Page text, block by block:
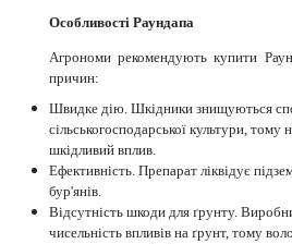
Особливості Раундапа
Агрономи рекомендують купити
причин:
Швидке дію. Шкідники знищуються
сільськогосподарської культури, тому
шкідливий вплив.
Ефективність. Препарат ліквідує
бур'янів.
Відсутність шкоди для ґрунту.
чисельність впливів на ґрунт, тому